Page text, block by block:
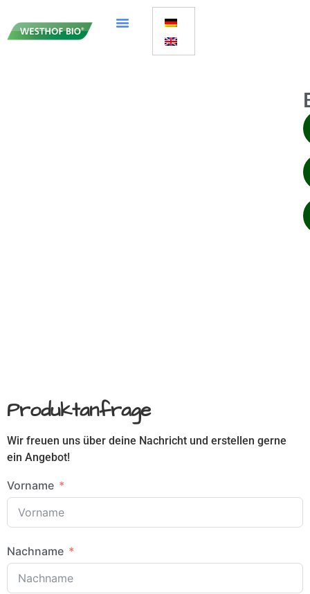
Produktanfrage
Wir freuen uns über deine Nachricht und erstellen gerne
ein Angebot!
Vorname
Nachname